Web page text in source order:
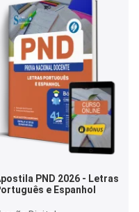
PND 2026 - Letras
e Espanhol